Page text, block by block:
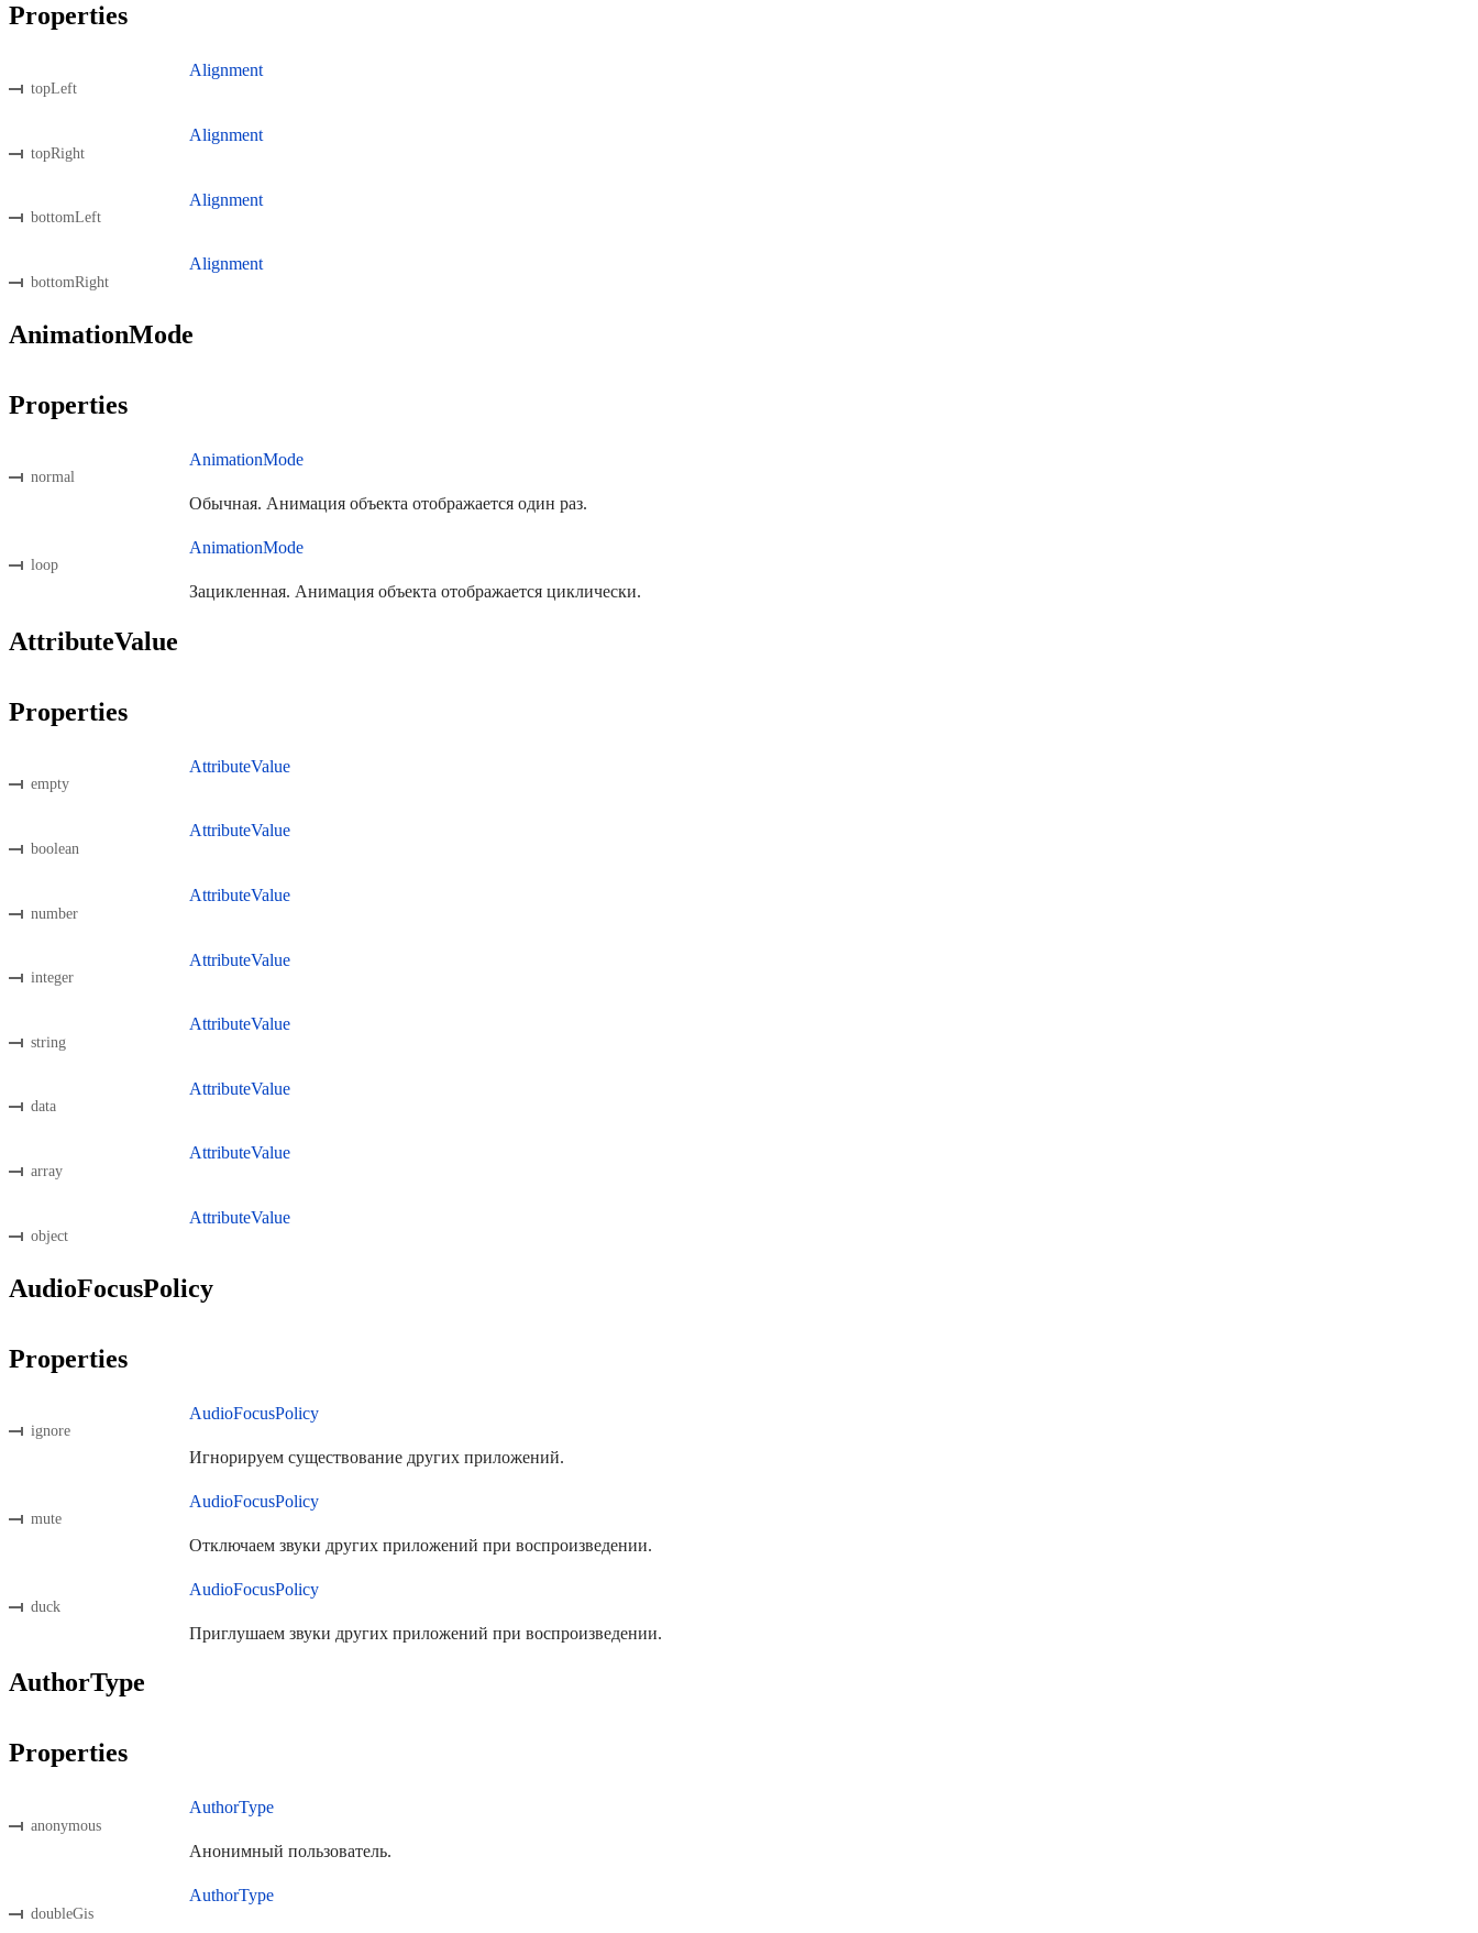
Properties
topLeft
Alignment
topRight
Alignment
bottomLeft
Alignment
bottomRight
Alignment
AnimationMode
Properties
normal
AnimationMode
Обычная. Анимация объекта отображается один раз.
loop
AnimationMode
Зацикленная. Анимация объекта отображается циклически.
AttributeValue
Properties
empty
AttributeValue
boolean
AttributeValue
number
AttributeValue
integer
AttributeValue
string
AttributeValue
data
AttributeValue
array
AttributeValue
object
AttributeValue
AudioFocusPolicy
Properties
ignore
AudioFocusPolicy
Игнорируем существование других приложений.
mute
AudioFocusPolicy
Отключаем звуки других приложений при воспроизведении.
duck
AudioFocusPolicy
Приглушаем звуки других приложений при воспроизведении.
AuthorType
Properties
anonymous
AuthorType
Анонимный пользователь.
doubleGis
AuthorType